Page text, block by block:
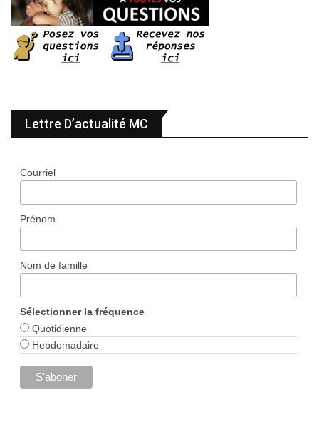
Lettre D’actualité MC
Courriel
Prénom
Nom de famille
Sélectionner la fréquence
Quotidienne
Hebdomadaire